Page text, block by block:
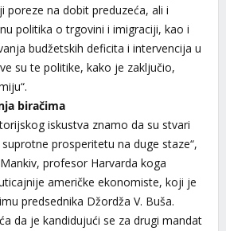
poreze na dobit preduzeća, ali i
politika o trgovini i imigraciji, kao i
budžetskih deficita i intervencija u
su te politike, kako je zaključio,
biračima
iskustva znamo da su stvari
prosperitetu na duge staze“,
profesor Harvarda koga
američke ekonomiste, koji je
predsednika Džordža V. Buša.
da je kandidujući se za drugi mandat